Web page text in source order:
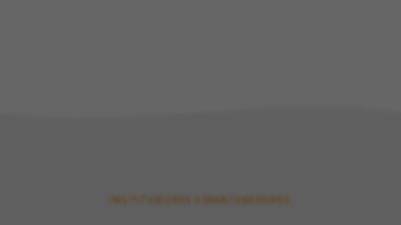
INSTITUIDORES E MANTENEDORES